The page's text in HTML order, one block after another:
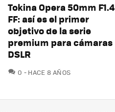
Tokina Opera 50mm F1.4
FF: así es el primer
objetivo de la serie
premium para cámaras
DSLR
0 COMENTARIOS
HACE 8 AÑOS